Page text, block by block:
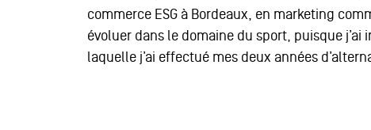
commerce ESG à Bordeaux, en marketing
évoluer dans le domaine du sport, puisque
laquelle j’ai effectué mes deux années